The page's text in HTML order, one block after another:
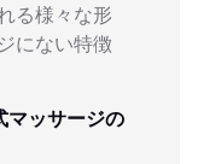
る様々な形
にない特徴
ッサージの